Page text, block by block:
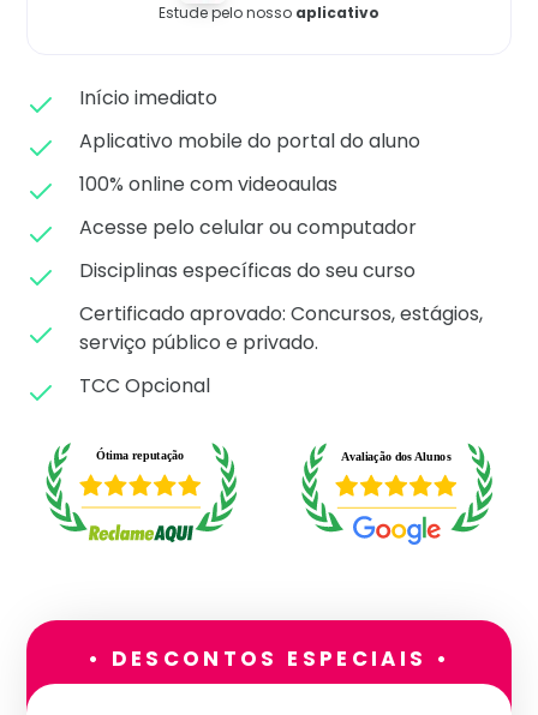
Estude pelo nosso aplicativo
Início imediato
Aplicativo mobile do portal do aluno
100% online com videoaulas
Acesse pelo celular ou computador
Disciplinas específicas do seu curso
Certificado aprovado: Concursos, estágios,
serviço público e privado.
TCC Opcional
• DESCONTOS ESPECIAIS •